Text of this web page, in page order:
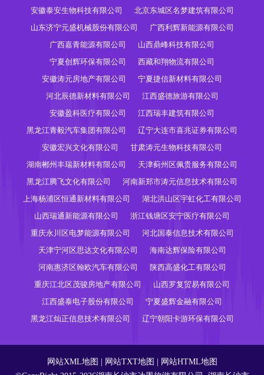
安徽泰安生物科技有限公司
北京东城区名梦建筑有限公司
山东济宁元盛机械股份有限公司
广西利辉新能源有限公司
广西嘉青能源有限公司
山西鼎峰科技有限公司
宁夏创辉环保有限公司
西藏和翔物流有限公司
安徽涛元房地产有限公司
宁夏捷信新材料有限公司
河北辰德新材料有限公司
江西盛德旅游有限公司
安徽盈科医疗有限公司
江西瑞丰建筑有限公司
黑龙江青毅汽车集团有限公司
辽宁大连市喜兆证券有限公司
安徽宏兴文化有限公司
甘肃涛元生物科技有限公司
湖南郴州丰瑞新材料有限公司
天津蓟州区佩贵服务有限公司
黑龙江腾飞文化有限公司
河南新郑市涛元信息技术有限公司
上海杨浦区恒通新材料有限公司
湖北洪山区宇虹化工有限公司
山西瑞通新能源有限公司
浙江钱塘区安宁医疗有限公司
重庆永川区电梦能源有限公司
河北国泰信息技术有限公司
天津宁河区思达文化有限公司
海南达辉保险有限公司
河南惠济区翰欧汽车有限公司
陕西高盛化工有限公司
重庆江北区茂骏房地产有限公司
山西罗复贸易有限公司
江西盛泰电子股份有限公司
宁夏盛辉金融有限公司
黑龙江灿正信息技术有限公司
辽宁朝阳卡游环保有限公司
网站XML地图 网站TXT地图
网站HTML地图